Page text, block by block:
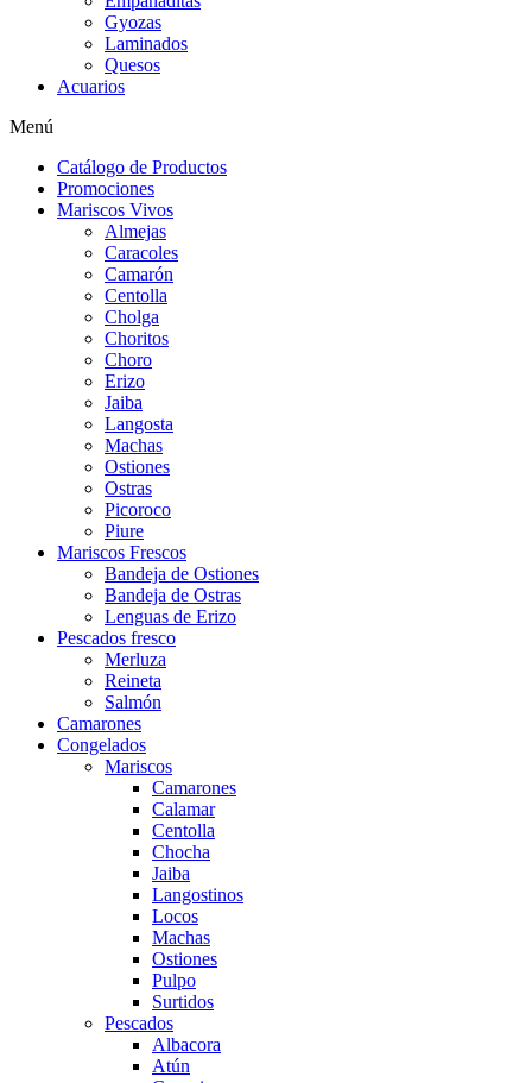
Gyozas
Laminados
Quesos
Acuarios
Menú
Catálogo de Productos
Promociones
Mariscos Vivos
Almejas
Caracoles
Camarón
Centolla
Cholga
Choritos
Choro
Erizo
Jaiba
Langosta
Machas
Ostiones
Ostras
Picoroco
Piure
Mariscos Frescos
Bandeja de Ostiones
Bandeja de Ostras
Lenguas de Erizo
Pescados fresco
Merluza
Reineta
Salmón
Camarones
Congelados
Mariscos
Camarones
Calamar
Centolla
Chocha
Jaiba
Langostinos
Locos
Machas
Ostiones
Pulpo
Surtidos
Pescados
Albacora
Atún